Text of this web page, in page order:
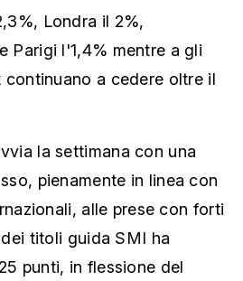
Londra il 2%,
Parigi l'1,4% mentre a gli
a cedere oltre il
la settimana con una
pienamente in linea con
alle prese con forti
titoli guida SMI ha
punti, in flessione del